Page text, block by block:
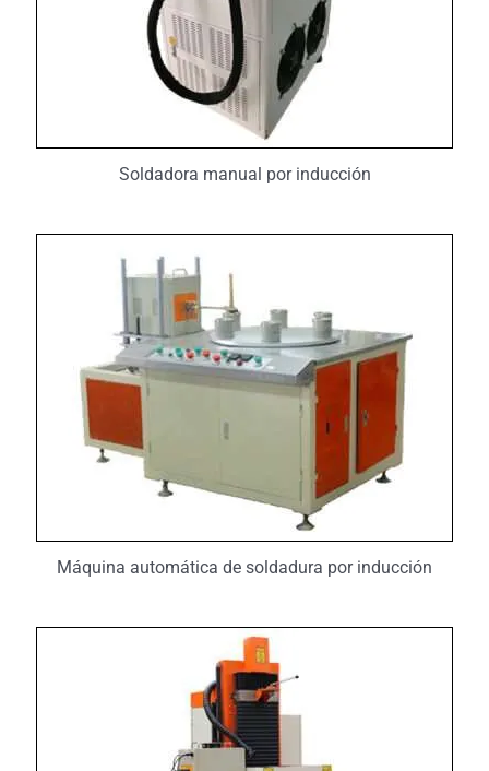
Soldadora manual por inducción
Máquina automática de soldadura por inducción